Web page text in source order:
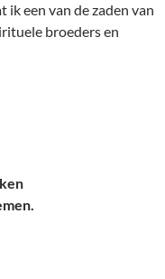
ik een van de zaden van
broeders en